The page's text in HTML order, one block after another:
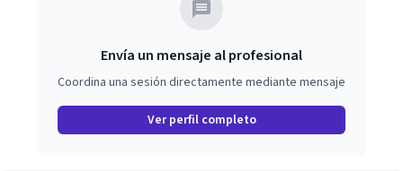
Envía un mensaje al profesional
Coordina una sesión directamente mediante mensaje
Ver perfil completo